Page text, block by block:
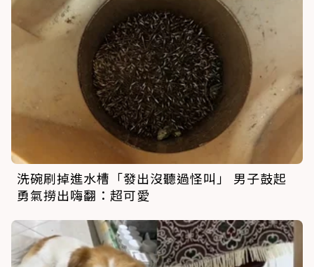
洗碗刷掉進水槽「發出沒聽過怪叫」 男子鼓起
勇氣撈出嗨翻：超可愛